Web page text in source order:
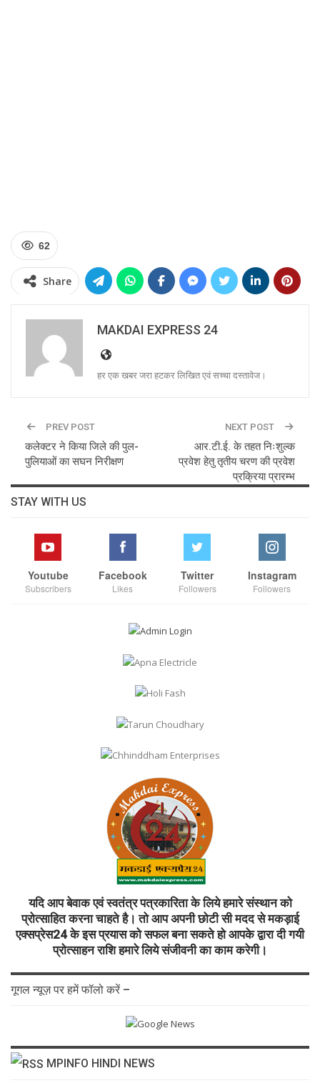
62
Share
MAKDAI EXPRESS 24
हर एक खबर जरा हटकर लिखित एवं सच्चा दस्तावेज।
PREV POST
कलेक्टर ने किया जिले की पुल-
पुलियाओं का सघन निरीक्षण
NEXT POST
आर.टी.ई. के तहत निःशुल्क
प्रवेश हेतु तृतीय चरण की प्रवेश
प्रक्रिया प्रारम्भ
STAY WITH US
Youtube
Subscribers
Facebook
Likes
Twitter
Followers
Instagram
Followers
यदि आप बेवाक एवं स्वतंत्र पत्रकारिता के लिये हमारे संस्थान को
प्रोत्साहित करना चाहते है। तो आप अपनी छोटी सी मदद से मकड़ाई
एक्सप्रेस24 के इस प्रयास को सफल बना सकते हो आपके द्वारा दी गयी
प्रोत्साहन राशि हमारे लिये संजीवनी का काम करेगी।
गूगल न्यूज़ पर हमें फॉलो करें –
MPINFO HINDI NEWS